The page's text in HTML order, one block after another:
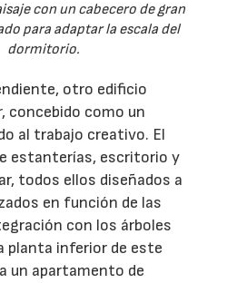
con un cabecero de gran
para adaptar la escala del
dormitorio.
otro edificio
concebido como un
al trabajo creativo. El
estanterías, escritorio y
todos ellos diseñados a
en función de las
con los árboles
planta inferior de este
un apartamento de